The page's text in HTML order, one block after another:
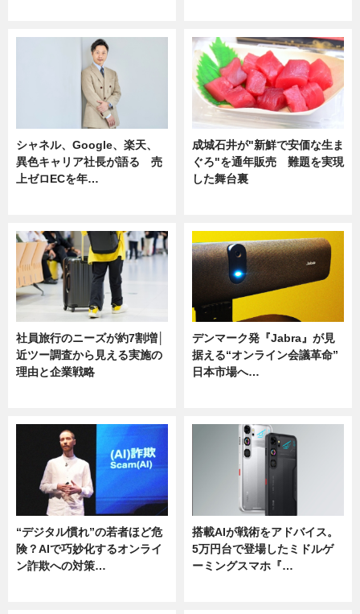
シャネル、Google、楽天、
異色キャリア社長が語る 売
上ゼロECを年…
成城石井が"新鮮で安価な生ま
ぐろ"を通年販売 難題を実現
した舞台裏
社員旅行のニーズが約7割増│
近ツー調査から見える実施の
理由と企業戦略
デンマーク発『Jabra』が見
据える“オンライン会議革命”
日本市場へ…
“デジタル慣れ”の若者ほど危
険？AIで巧妙化するオンライ
ン詐欺への対策…
搭載AIが戦術をアドバイス。
5万円台で登場したミドルゲ
ーミングスマホ『…